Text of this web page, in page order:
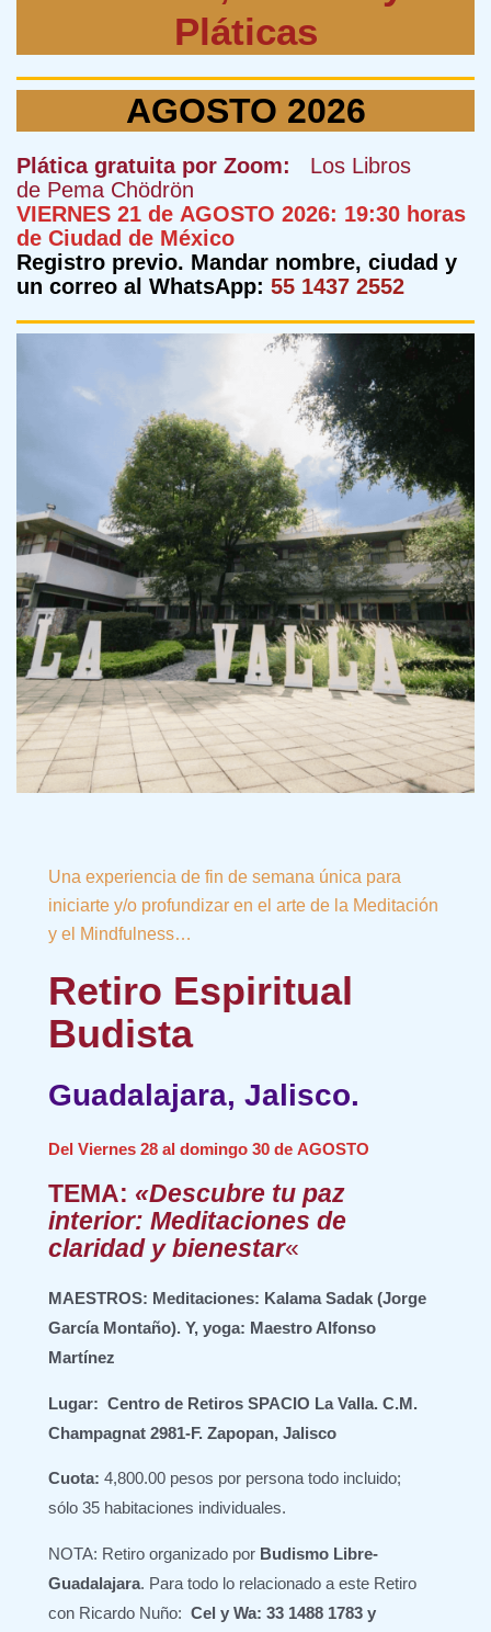
Pláticas
AGOSTO 2026
Plática gratuita por Zoom:
Los Libros
de Pema Chödrön
VIERNES 21 de AGOSTO 2026: 19:30 horas
de Ciudad de México
Registro previo. Mandar nombre, ciudad y
un correo al WhatsApp: 55 1437 2552
Una experiencia de fin de semana única para
iniciarte y/o profundizar en el arte de la Meditación
y el Mindfulness…
Retiro Espiritual
Budista
Guadalajara, Jalisco.
Del Viernes 28 al domingo 30 de AGOSTO
TEMA: «Descubre tu paz
interior: Meditaciones de
claridad y bienestar«
MAESTROS: Meditaciones: Kalama Sadak (Jorge
García Montaño). Y, yoga: Maestro Alfonso
Martínez
Lugar: Centro de Retiros SPACIO La Valla. C.M.
Champagnat 2981-F. Zapopan, Jalisco
Cuota: 4,800.00 pesos por persona todo incluido;
sólo 35 habitaciones individuales.
NOTA: Retiro organizado por Budismo Libre-
Guadalajara. Para todo lo relacionado a este Retiro
con Ricardo Nuño: Cel y Wa: 33 1488 1783 y